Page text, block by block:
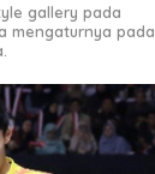
gallery pada
mengaturnya pada